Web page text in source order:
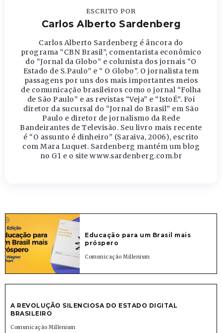
ESCRITO POR
Carlos Alberto Sardenberg
Carlos Alberto Sardenberg é âncora do
programa “CBN Brasil”, comentarista econômico
do “Jornal da Globo” e colunista dos jornais “O
Estado de S.Paulo” e “ O Globo”. O jornalista tem
passagens por uns dos mais importantes meios
de comunicação brasileiros como o jornal “Folha
de São Paulo” e as revistas “Veja” e “IstoÉ”. Foi
diretor da sucursal do “Jornal do Brasil” em São
Paulo e diretor de jornalismo da Rede
Bandeirantes de Televisão. Seu livro mais recente
é “O assunto é dinheiro” (Saraiva, 2006), escrito
com Mara Luquet. Sardenberg mantém um blog
no G1 e o site www.sardenberg.com.br
Educação para um Brasil mais
próspero
Comunicação Millenium
A REVOLUÇÃO SILENCIOSA DO ESTADO DIGITAL
BRASILEIRO
Comunicação Millenium